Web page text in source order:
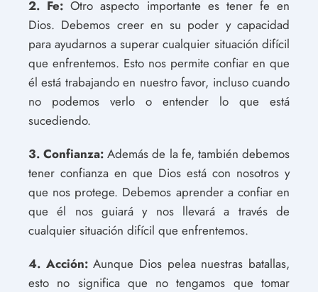
2. Fe: Otro aspecto importante es tener fe en
Dios. Debemos creer en su poder y capacidad
para ayudarnos a superar cualquier situación difícil
que enfrentemos. Esto nos permite confiar en que
él está trabajando en nuestro favor, incluso cuando
no podemos verlo o entender lo que está
sucediendo.
3. Confianza: Además de la fe, también debemos
tener confianza en que Dios está con nosotros y
que nos protege. Debemos aprender a confiar en
que él nos guiará y nos llevará a través de
cualquier situación difícil que enfrentemos.
4. Acción:Aunque Dios pelea nuestras batallas,
esto no significa que no tengamos que tomar